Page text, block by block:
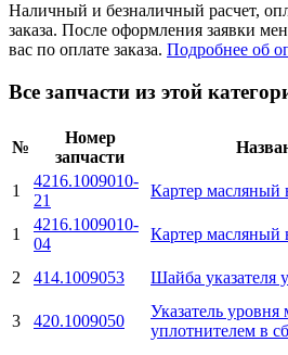
Наличный и безналичный расчет,
заказа. После оформления заявки
вас по оплате заказа. Подробнее об
Все запчасти из этой
№
Номер
запчасти
1
4216.1009010-
21
Картер масляный
1
4216.1009010-
04
Картер масляный
2
414.1009053 Шайба указателя
3
420.1009050
Указатель уровня
уплотнителем в